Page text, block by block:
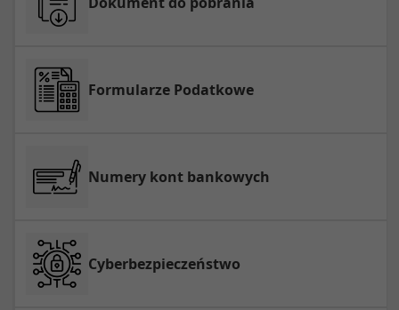
Formularze Podatkowe
Numery kont bankowych
Cyberbezpieczeństwo